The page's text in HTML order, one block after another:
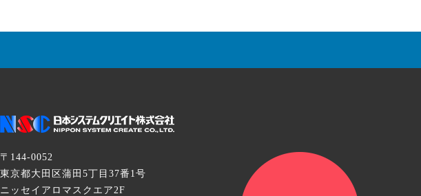
〒144-0052
東京都大田区蒲田5丁目37番1号
ニッセイアロマスクエア2F